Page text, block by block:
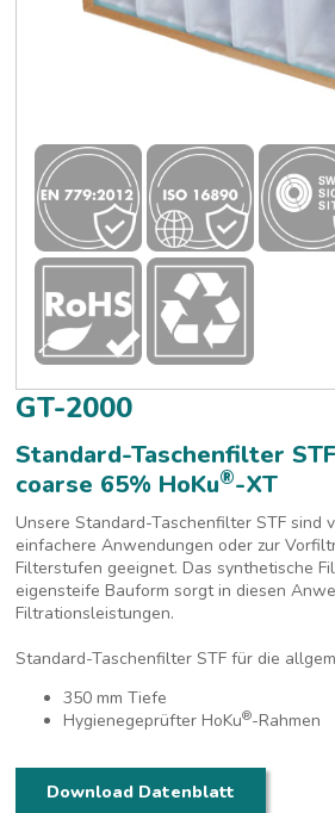
GT-2000
Standard-Taschenfilter
coarse 65% HoKu®-XT
Unsere Standard-Taschenfilter STF sind
einfachere Anwendungen oder zur
Filterstufen geeignet. Das synthetische
eigensteife Bauform sorgt in diesen
Filtrationsleistungen.
Standard-Taschenfilter STF für die
350 mm Tiefe
Hygienegeprüfter HoKu®-Rahmen
Download Datenblatt